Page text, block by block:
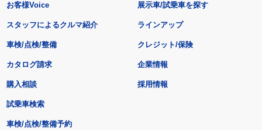
お客様Voice
スタッフによるクルマ紹介
展示車/試乗車を探す
ラインアップ
車検/点検/整備 クレジット/保険
カタログ請求
購入相談
試乗車検索
車検/点検/整備予約
企業情報
採用情報